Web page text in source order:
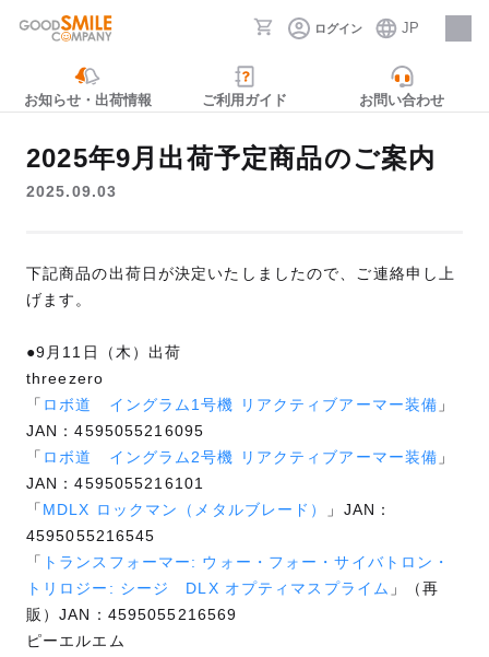
ログイン JP
採用情報
お知らせ・出荷情報 ご利用ガイド お問い合わせ
2025年9月出荷予定商品のご案内
2025.09.03
下記商品の出荷日が決定いたしましたので、ご連絡申し上
げます。
●9月11日（木）出荷
threezero
「 ロボ道 イングラム1号機 リアクティブアーマー装備 」
JAN：4595055216095
「 ロボ道 イングラム2号機 リアクティブアーマー装備 」
JAN：4595055216101
「 MDLX ロックマン（メタルブレード）
」JAN：
4595055216545
「 トランスフォーマー: ウォー・フォー・サイバトロン・
トリロジー: シージ DLX オプティマスプライム 」（再
販）JAN：4595055216569
ピーエルエム